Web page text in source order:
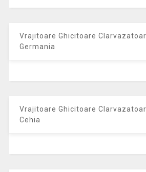
Vrajitoare Ghicitoare
Germania
Vrajitoare Ghicitoare
Cehia